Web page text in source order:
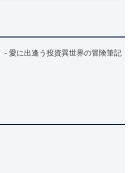
‐ 愛に出逢う投資異世界の冒険筆記